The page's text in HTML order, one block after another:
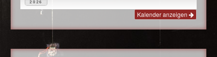
2026
Kalender anzeigen